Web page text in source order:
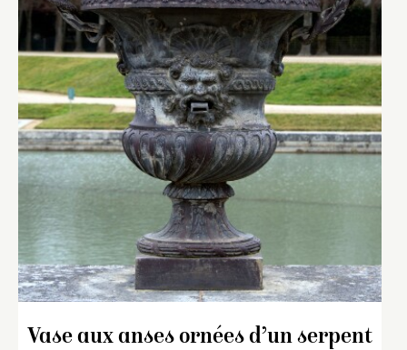
Vase aux anses ornées d’un serpent